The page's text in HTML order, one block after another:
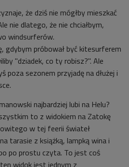
że dziś nie mógłby mieszkać
nie dlatego, że nie chciałbym,
windsurferów.
gdybym próbował być kitesurferem
"dziadek, co ty robisz?". Ale
poza sezonem przyjadę na dłużej i
najbardziej lubi na Helu?
to z widokiem na Zatokę
w tej feerii świateł
tarasie z książką, lampką wina i
po prostu czyta. To jest coś
widok jest jednym z